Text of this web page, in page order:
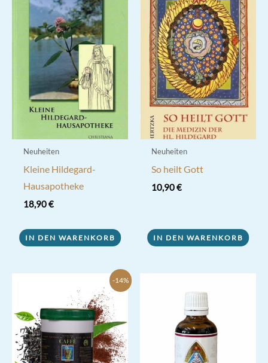
Neuheiten
Kleine Hildegard-
Hausapotheke
18,90€
IN DEN WARENKORB
Neuheiten
So heilt Gott
10,90€
IN DEN WARENKORB
-14%